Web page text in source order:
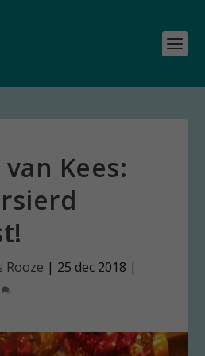
Kees:
Rooze | 25 dec 2018 |